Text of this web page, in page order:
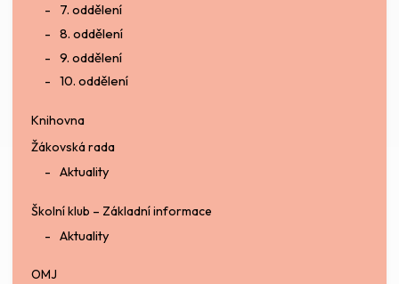
7. oddělení
8. oddělení
9. oddělení
10. oddělení
Knihovna
Žákovská rada
Aktuality
Školní klub – Základní informace
Aktuality
OMJ